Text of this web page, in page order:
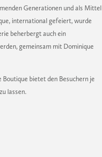
Generationen und als Mittel
international gefeiert, wurde
beherbergt auch ein
gemeinsam mit Dominique
bietet den Besuchern je
lassen.